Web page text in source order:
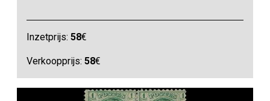
Inzetprijs:58€
Verkoopprijs:58€